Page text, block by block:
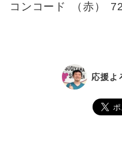
コンコード
（ 赤 ）
応援よ